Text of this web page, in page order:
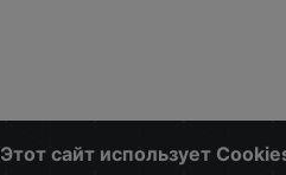
Этот сайт использует